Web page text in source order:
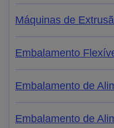
Máquinas de
Embalamento
Embalamento de
Embalamento de